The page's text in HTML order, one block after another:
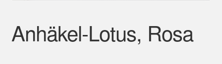
Anhäkel-Lotus, Rosa